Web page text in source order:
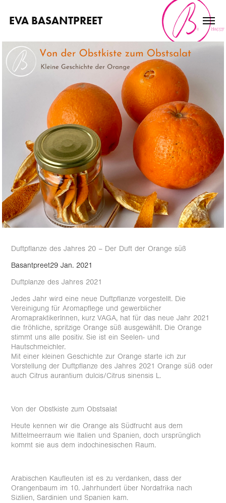
EVA BASANTPREET
Duftpflanze des Jahres 20 – Der Duft der Orange süß
Basantpreet29 Jan. 2021
Duftplanze des Jahres 2021
Jedes Jahr wird eine neue Duftpflanze vorgestellt. Die
Vereinigung für Aromapflege und gewerblicher
AromapraktikerInnen, kurz VAGA, hat für das neue Jahr 2021
die fröhliche, spritzige Orange süß ausgewählt. Die Orange
stimmt uns alle positiv. Sie ist ein Seelen- und
Hautschmeichler.
Mit einer kleinen Geschichte zur Orange starte ich zur
Vorstellung der Duftpflanze des Jahres 2021 Orange süß oder
auch Citrus aurantium dulcis/Citrus sinensis L.
Von der Obstkiste zum Obstsalat
Heute kennen wir die Orange als Südfrucht aus dem
Mittelmeerraum wie Italien und Spanien, doch ursprünglich
kommt sie aus dem indochinesischen Raum.
Arabischen Kaufleuten ist es zu verdanken, dass der
Orangenbaum im 10. Jahrhundert über Nordafrika nach
Sizilien, Sardinien und Spanien kam.